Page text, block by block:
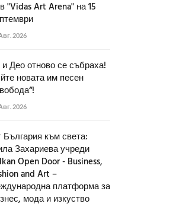
"Vidas Art Arena" на 15
2026
и Део отново се събраха!
новата им песен
2026
към света:
Захариева учреди
Open Door - Business,
and Art –
платформа за
мода и изкуство